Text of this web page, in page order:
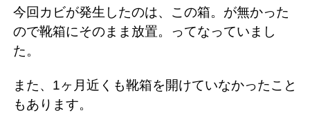
今回カビが発生したのは、この箱。が無かった
ので靴箱にそのまま放置。ってなっていまし
た。
また、1ヶ月近くも靴箱を開けていなかったこと
もあります。